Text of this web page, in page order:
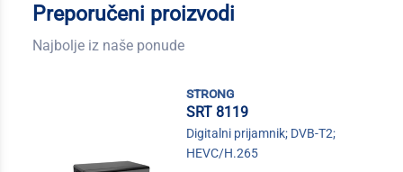
Preporučeni proizvodi
Najbolje iz naše ponude
strong
SRT 8119
Digitalni prijamnik; DVB-T2;
HEVC/H.265